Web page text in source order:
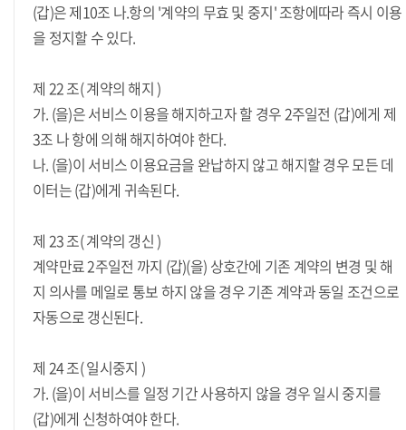
(갑)은 제10조 나.항의 '계약의 무효 및 중지' 조항에따라 즉시 이용
을 정지할 수 있다.
제 22 조( 계약의 해지 )
가. (을)은 서비스 이용을 해지하고자 할 경우 2주일전 (갑)에게 제
3조 나 항에 의해 해지하여야 한다.
나. (을)이 서비스 이용요금을 완납하지 않고 해지할 경우 모든 데
이터는 (갑)에게 귀속된다.
제 23 조( 계약의 갱신 )
계약만료 2주일전 까지 (갑)(을) 상호간에 기존 계약의 변경 및 해
지 의사를 메일로 통보 하지 않을 경우 기존 계약과 동일 조건으로
자동으로 갱신된다.
제 24 조( 일시중지 )
가. (을)이 서비스를 일정 기간 사용하지 않을 경우 일시 중지를
(갑)에게 신청하여야 한다.